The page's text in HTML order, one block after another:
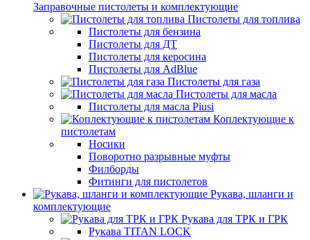
Заправочные пистолеты и комплектующие
Пистолеты для топлива
Пистолеты для бензина
Пистолеты для ДТ
Пистолеты для керосина
Пистолеты для AdBlue
Пистолеты для газа
Пистолеты для масла
Пистолеты для масла Piusi
Коплектующие к
пистолетам
Носики
Поворотно разрывные муфты
Филборды
Фитинги для пистолетов
Рукава, шланги и
комплектующие
Рукава для ТРК и ГРК
Рукава TITAN LOCK